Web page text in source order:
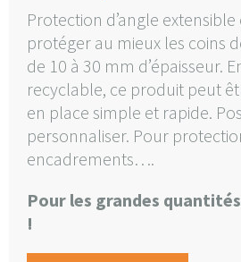
Protection d’angle
protéger au mieux les coins
de 10 à 30 mm d’épaisseur.
recyclable, ce produit peut
en place simple et rapide.
personnaliser. Pour
encadrements….
Pour les grandes
!